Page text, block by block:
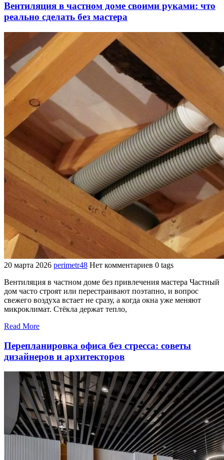
Вентиляция в частном доме своими руками: что
реально сделать без мастера
20 марта 2026 perimetr48 Нет комментариев 0 tags
Вентиляция в частном доме без привлечения мастера Частный
дом часто строят или перестраивают поэтапно, и вопрос
свежего воздуха встает не сразу, а когда окна уже меняют
микроклимат. Стёкла держат тепло,
Read More
Перепланировка офиса без стресса: советы
дизайнеров и архитекторов